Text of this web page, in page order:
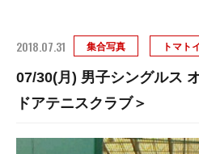
2018.07.31 集合写真 トマト
07/30(月) 男子シングルス
ドアテニスクラブ＞